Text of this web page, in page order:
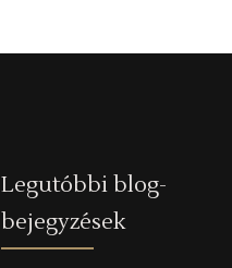
Legutóbbi blog-
bejegyzések